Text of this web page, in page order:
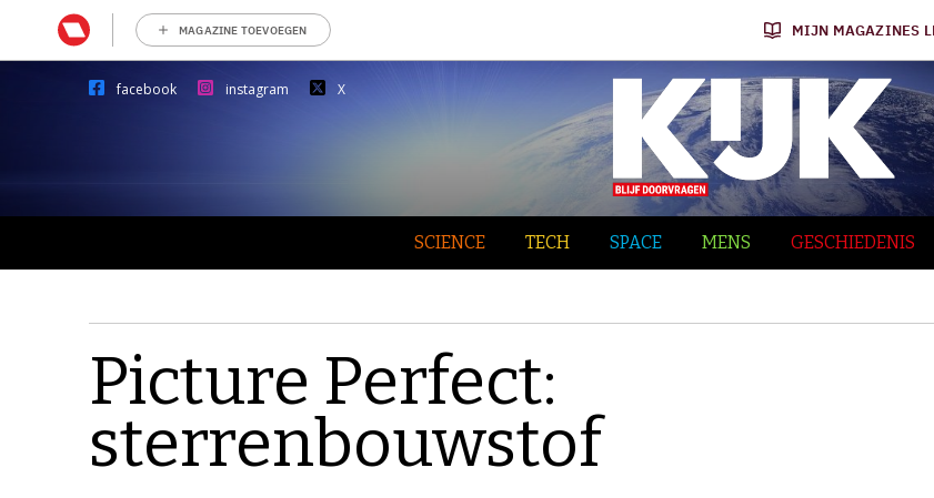
MAGAZINE TOEVOEGEN MIJN MAGAZINES
facebook instagram X
SCIENCE TECH SPACE MENS GESCHIEDENIS
Picture Perfect:
sterrenbouwstof